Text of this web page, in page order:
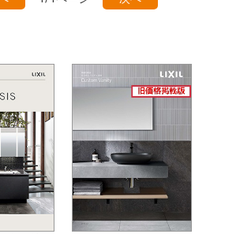
いまい）
検 索
グ
施工イメージ・アイデア集（4）
省エネ住宅関連（1）
1）
カタログ一覧＆使い方（1）